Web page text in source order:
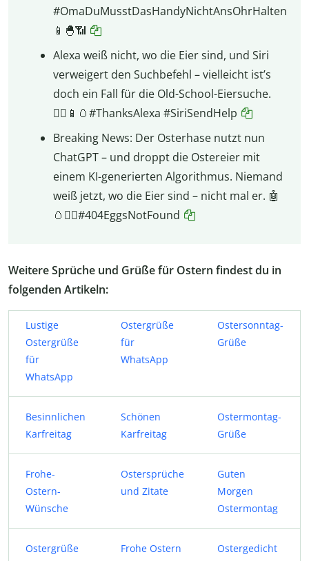
#OmaDuMusstDasHandyNichtAnsOhrHalten
📱🐣📶
Alexa weiß nicht, wo die Eier sind, und Siri
verweigert den Suchbefehl – vielleicht ist’s
doch ein Fall für die Old-School-Eiersuche.
🤷‍♀️📱🥚#ThanksAlexa #SiriSendHelp
Breaking News: Der Osterhase nutzt nun
ChatGPT – und droppt die Ostereier mit
einem KI-generierten Algorithmus. Niemand
weiß jetzt, wo die Eier sind – nicht mal er. 🤖
🥚🤷‍♂️#404EggsNotFound
Weitere Sprüche und Grüße für Ostern findest du in
folgenden Artikeln:
Lustige
Ostergrüße
für
WhatsApp
Ostergrüße
für
WhatsApp
Ostersonntag-
Grüße
Besinnlichen
Karfreitag
Schönen
Karfreitag
Ostermontag-
Grüße
Frohe-
Ostern-
Wünsche
Ostersprüche
und Zitate
Guten
Morgen
Ostermontag
Ostergrüße
Frohe Ostern
Ostergedicht